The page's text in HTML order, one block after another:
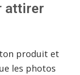
attirer
produit et
les photos